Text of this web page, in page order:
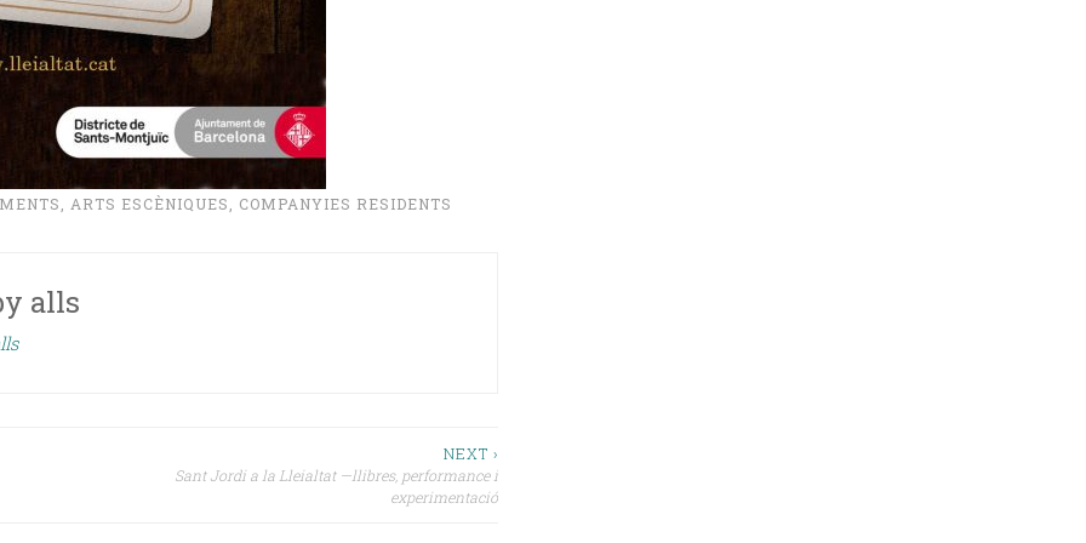
ARTS ESCÈNIQUES COMPANYIES RESIDENTS
alls
NEXT ›
Sant Jordi a la Lleialtat —llibres, performance i
experimentació